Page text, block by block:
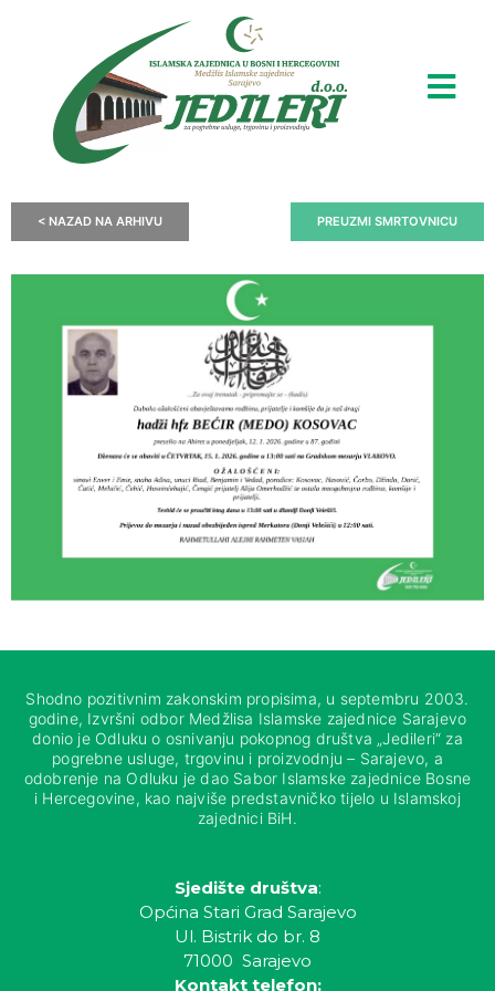
< NAZAD NA ARHIVU PREUZMI SMRTOVNICU
Shodno pozitivnim zakonskim propisima, u septembru 2003.
godine, Izvršni odbor Medžlisa Islamske zajednice Sarajevo
donio je Odluku o osnivanju pokopnog društva „Jedileri“ za
pogrebne usluge, trgovinu i proizvodnju – Sarajevo, a
odobrenje na Odluku je dao Sabor Islamske zajednice Bosne
i Hercegovine, kao najviše predstavničko tijelo u Islamskoj
zajednici BiH.
Sjedište društva:
Općina Stari Grad Sarajevo
Ul. Bistrik do br. 8
71000 Sarajevo
Kontakt telefon: